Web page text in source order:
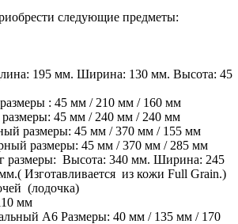
следующие предметы:
195 мм. Ширина: 130 мм. Высота: 45
: 45 мм / 210 мм / 160 мм
45 мм / 240 мм / 240 мм
размеры: 45 мм / 370 мм / 155 мм
размеры: 45 мм / 370 мм / 285 мм
размеры: Высота: 340 мм. Ширина: 245
Изготавливается из кожи Full Grain.)
(лодочка)
мм
А6 Размеры: 40 мм / 135 мм / 170